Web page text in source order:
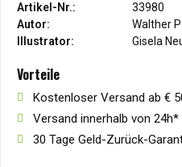
Artikel-Nr.:
33980
Autor:
Walther
Illustrator:
Gisela
Vorteile
Kostenloser Versand ab €
Versand innerhalb von 24h*
30 Tage Geld-Zurück-